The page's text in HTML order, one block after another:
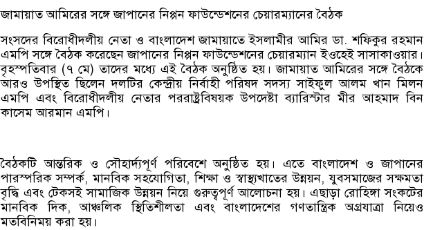
জামায়াত আমিরের সঙ্গে জাপানের নিপ্পন ফাউন্ডেশনের চেয়ারম্যানের বৈঠক
সংসদের বিরোধীদলীয় নেতা ও বাংলাদেশ জামায়াতে ইসলামীর আমির ডা. শফিকুর রহমান
এমপি সঙ্গে বৈঠক করেছেন জাপানের নিপ্পন ফাউন্ডেশনের চেয়ারম্যান ইওহেই সাসাকাওয়ার।
বৃহস্পতিবার (৭ মে) তাদের মধ্যে এই বৈঠক অনুষ্ঠিত হয়। জামায়াত আমিরের সঙ্গে বৈঠকে
আরও উপস্থিত ছিলেন দলটির কেন্দ্রীয় নির্বাহী পরিষদ সদস্য সাইফুল আলম খান মিলন
এমপি এবং বিরোধীদলীয় নেতার পররাষ্ট্রবিষয়ক উপদেষ্টা ব্যারিস্টার মীর আহমাদ বিন
কাসেম আরমান এমপি।
বৈঠকটি আন্তরিক ও সৌহার্দ্যপূর্ণ পরিবেশে অনুষ্ঠিত হয়। এতে বাংলাদেশ ও জাপানের
পারস্পরিক সম্পর্ক, মানবিক সহযোগিতা, শিক্ষা ও স্বাস্থ্যখাতের উন্নয়ন, যুবসমাজের সক্ষমতা
বৃদ্ধি এবং টেকসই সামাজিক উন্নয়ন নিয়ে গুরুত্বপূর্ণ আলোচনা হয়। এছাড়া রোহিঙ্গা সংকটের
মানবিক দিক, আঞ্চলিক স্থিতিশীলতা এবং বাংলাদেশের গণতান্ত্রিক অগ্রযাত্রা নিয়েও
মতবিনিময় করা হয়।